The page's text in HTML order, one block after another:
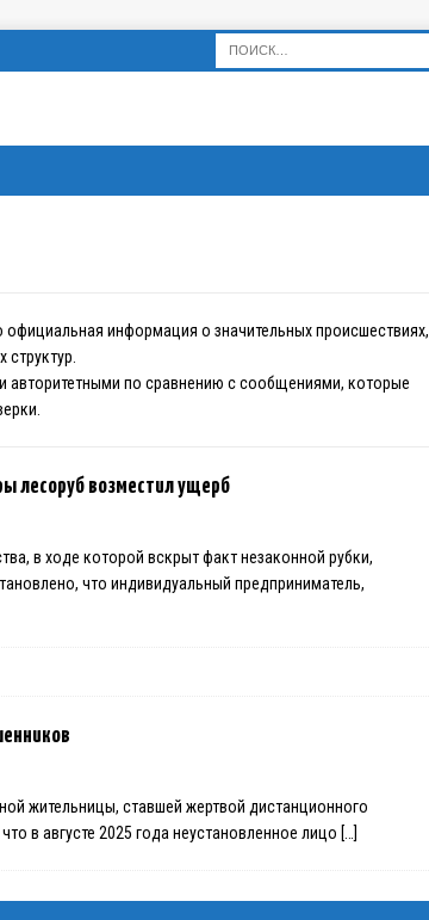
информация о значительных происшествиях,
авторитетными по сравнению с сообщениями, которые
лесоруб возместил ущерб
в ходе которой вскрыт факт незаконной рубки,
что индивидуальный предприниматель,
жительницы, ставшей жертвой дистанционного
в августе 2025 года неустановленное лицо […]